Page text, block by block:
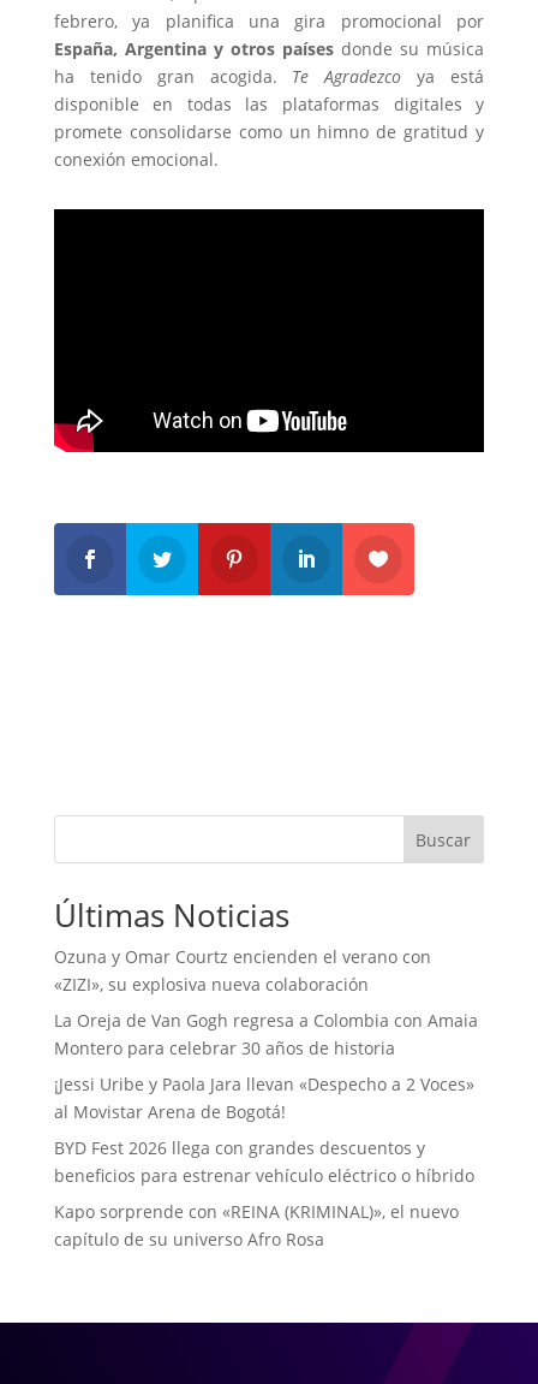
febrero, ya planifica una gira promocional por
España, Argentina y otros países donde su música
ha tenido gran acogida. Te Agradezco ya está
disponible en todas las plataformas digitales y
promete consolidarse como un himno de gratitud y
conexión emocional.
Buscar
Últimas Noticias
Ozuna y Omar Courtz encienden el verano con
«ZIZI», su explosiva nueva colaboración
La Oreja de Van Gogh regresa a Colombia con Amaia
Montero para celebrar 30 años de historia
¡Jessi Uribe y Paola Jara llevan «Despecho a 2 Voces»
al Movistar Arena de Bogotá!
BYD Fest 2026 llega con grandes descuentos y
beneficios para estrenar vehículo eléctrico o híbrido
Kapo sorprende con «REINA (KRIMINAL)», el nuevo
capítulo de su universo Afro Rosa